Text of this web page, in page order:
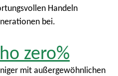
Handeln
bei.
zero%
mit außergewöhnlichen